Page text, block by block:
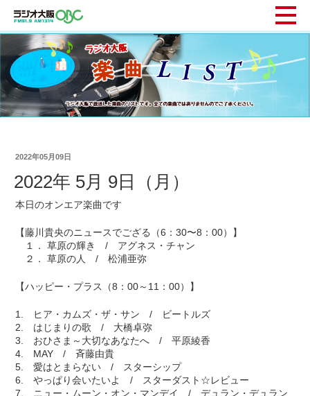
2022年05月09日
2022年 5月 9日（月）
本日のオンエア楽曲です
【藤川貴央のニュースでござる（6：30〜8：00）】
１． 草原の輝き / アグネス・チャン
２． 草原の人 / 松浦亜弥
【ハッピー・プラス（8：00～11：00）】
1. ヒア・カムズ・ザ・サン / ビートルズ
2. はじまりの歌 / 大橋卓弥
3. おひさま～大切なあなたへ / 平原綾香
4. MAY / 斉藤由貴
5. 愛はとまらない / スターシップ
6. やっぱり会いたいよ / スターダスト☆レビュー
7. ニュー・ムーン・オン・マンデイ / デュラン・デュラン